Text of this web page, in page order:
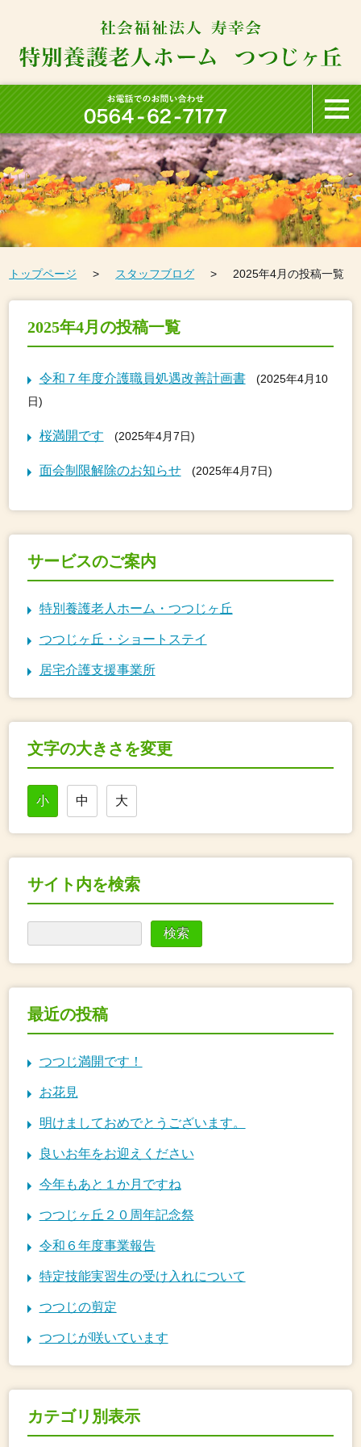
トップページ スタッフブログ 2025年4月の投稿一覧
2025年4月の投稿一覧
令和７年度介護職員処遇改善計画書
(2025年4月10
日)
桜満開です (2025年4月7日)
面会制限解除のお知らせ (2025年4月7日)
サービスのご案内
特別養護老人ホーム・つつじヶ丘
つつじヶ丘・ショートステイ
居宅介護支援事業所
文字の大きさを変更
小 中 大
サイト内を検索
最近の投稿
つつじ満開です！
お花見
明けましておめでとうございます。
良いお年をお迎えください
今年もあと１か月ですね
つつじヶ丘２０周年記念祭
令和６年度事業報告
特定技能実習生の受け入れについて
つつじの剪定
つつじが咲いています
カテゴリ別表示